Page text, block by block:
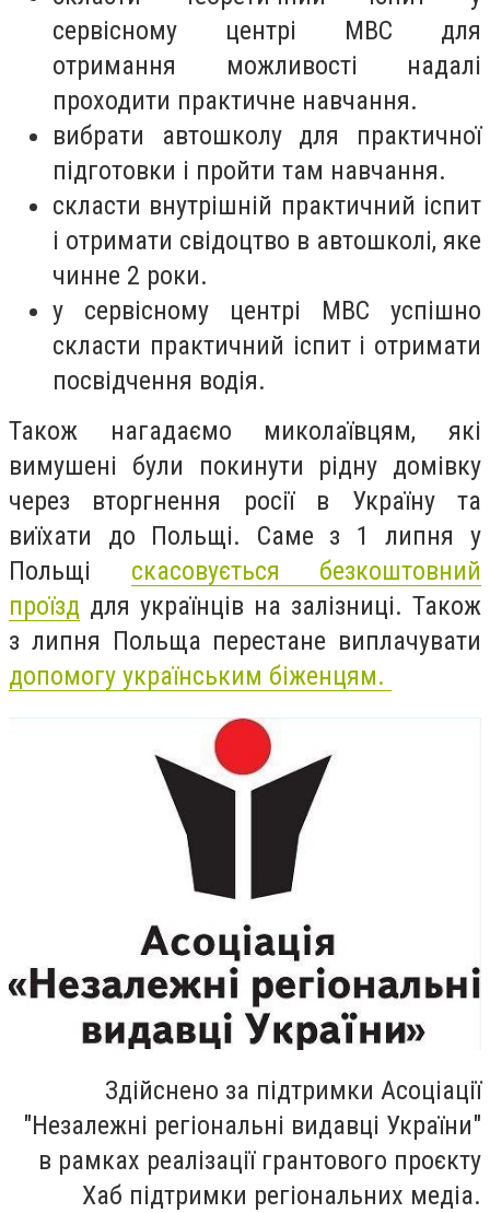
сервісному центрі МВС для
отримання можливості надалі
проходити практичне навчання.
вибрати автошколу для практичної
підготовки і пройти там навчання.
скласти внутрішній практичний іспит
і отримати свідоцтво в автошколі, яке
чинне 2 роки.
у сервісному центрі МВС успішно
скласти практичний іспит і отримати
посвідчення водія.
Також нагадаємо миколаївцям, які
вимушені були покинути рідну домівку
через вторгнення росії в Україну та
виїхати до Польщі. Саме з 1 липня у
Польщі скасовується безкоштовний
проїзд для українців на залізниці. Також
з липня Польща перестане виплачувати
допомогу українським біженцям.
Здійснено за підтримки Асоціації
"Незалежні регіональні видавці України"
в рамках реалізації грантового проєкту
Хаб підтримки регіональних медіа.